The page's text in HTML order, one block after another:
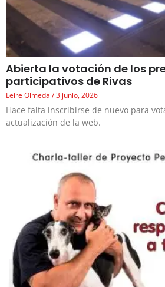
Abierta la votación de los
participativos de Rivas
Leire Olmeda 3 junio, 2026
Hace falta inscribirse de nuevo para
actualización de la web.